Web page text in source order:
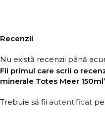
Recenzii
Nu există recenzii până
Fii primul care scrii o
minerale Totes Meer
Trebuie să fii autentificat